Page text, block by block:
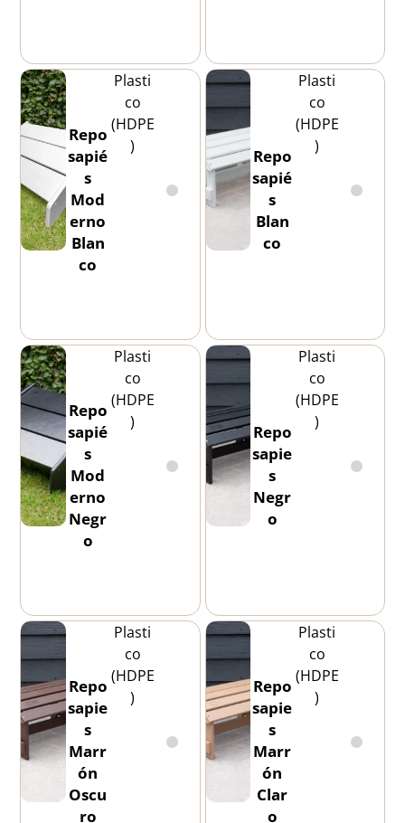
Repo
sapié
s
Mod
erno
Blan
co
Plasti
co
(HDPE
)
Repo
sapié
s
Blan
co
Plasti
co
(HDPE
)
Repo
sapié
s
Mod
erno
Negr
o
Plasti
co
(HDPE
)
Repo
sapie
s
Negr
o
Plasti
co
(HDPE
)
Repo
sapie
s
Marr
ón
Oscu
ro
Plasti
co
(HDPE
)
Repo
sapie
s
Marr
ón
Clar
o
Plasti
co
(HDPE
)